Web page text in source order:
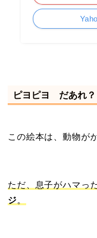
ピヨピヨ だあれ？
この絵本は、動物が
ただ、息子がハマっ
ジ。